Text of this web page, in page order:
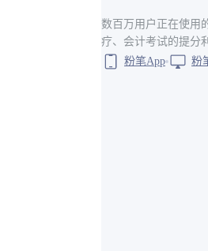
数百万用户正在使用
疗、会计考试的提分
粉笔App
粉